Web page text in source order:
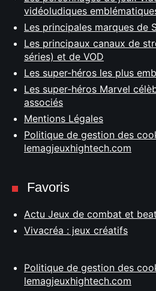
vidéoludiques
Les principales marques de
Les principaux canaux de
séries) et de VOD
Les super-héros les plus
Les super-héros Marvel
associés
Mentions Légales
Politique de gestion des
lemagjeuxhightech.com
Favoris
Actu Jeux de combat et
Vivacréa : jeux créatifs
Politique de gestion des
lemagjeuxhightech.com